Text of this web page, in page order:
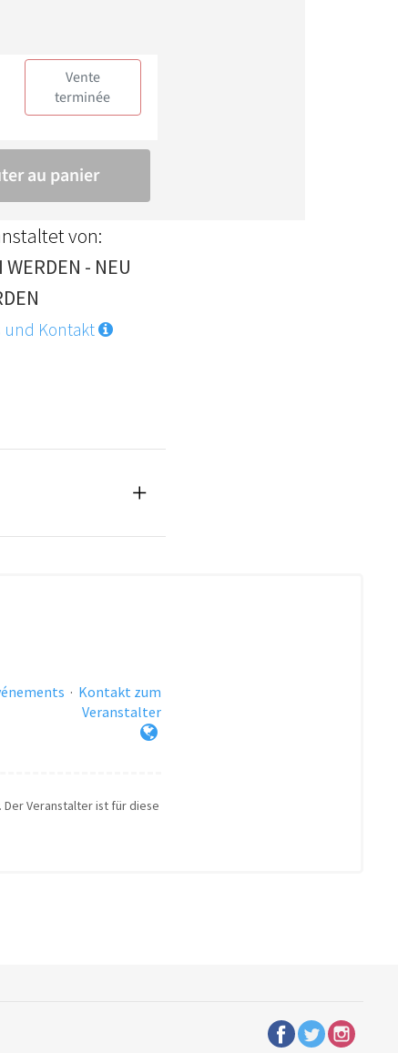
von:
WERDEN - NEU
und Kontakt
· Kontakt zum
Veranstalter
Veranstalter ist für diese